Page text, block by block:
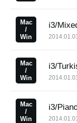
Mac
/
Win
i3/
Mac
/
Win
i3/
Mac
/
Win
i3/